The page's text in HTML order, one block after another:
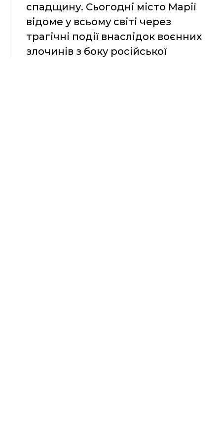
спадщину. Сьогодні місто Марії
відоме у всьому світі через
трагічні події внаслідок воєнних
злочинів з боку російської